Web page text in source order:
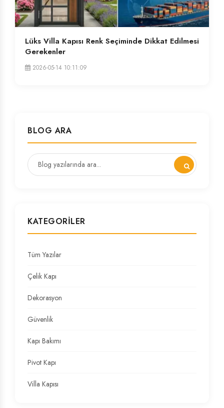
Lüks Villa Kapısı Renk Seçiminde Dikkat Edilmesi
Gerekenler
2026-05-14 10:11:09
BLOG ARA
KATEGORILER
Tüm Yazılar
Çelik Kapı
Dekorasyon
Güvenlik
Kapı Bakımı
Pivot Kapı
Villa Kapısı